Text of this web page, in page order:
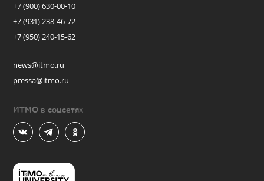
+7 (900) 630-00-10
+7 (931) 238-46-72
+7 (950) 240-15-62
news@itmo.ru
pressa@itmo.ru
ИТМО в соцсетях